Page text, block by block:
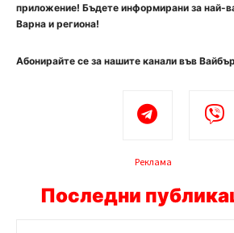
приложение! Бъдете информирани за най-
Варна и региона!
Абонирайте се за нашите канали във
Реклама
Последни